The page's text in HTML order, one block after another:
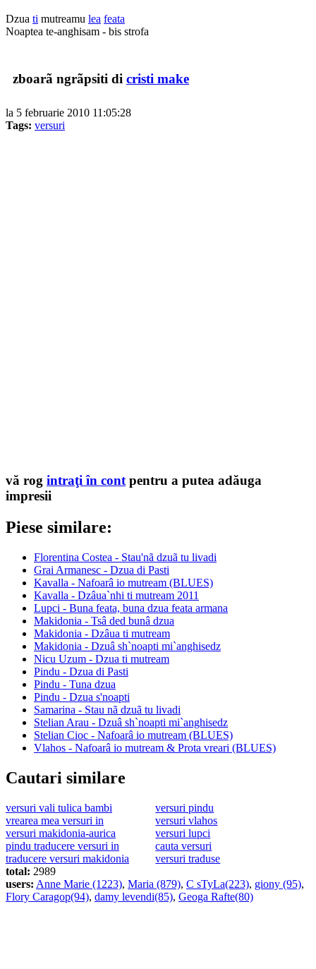
Dzua ti mutreamu lea feata
Noaptea te-anghisam - bis strofa
zboarã ngrãpsiti di cristi make
la 5 februarie 2010 11:05:28
Tags: versuri
vă rog intraţi în cont pentru a putea adăuga
impresii
Piese similare:
Florentina Costea - Stau'nã dzuã tu livadi
Grai Armanesc - Dzua di Pasti
Kavalla - Nafoarâ io mutream (BLUES)
Kavalla - Dzâua`nhi ti mutream 2011
Lupci - Buna feata, buna dzua feata armana
Makidonia - Tsâ ded bunâ dzua
Makidonia - Dzâua ti mutream
Makidonia - Dzuâ sh`noapti mi`anghisedz
Nicu Uzum - Dzua ti mutream
Pindu - Dzua di Pasti
Pindu - Tuna dzua
Pindu - Dzua s'noapti
Samarina - Stau nã dzuã tu livadi
Stelian Arau - Dzuâ sh`noapti mi`anghisedz
Stelian Cioc - Nafoarâ io mutream (BLUES)
Vlahos - Nafoarâ io mutream & Prota vreari (BLUES)
Cautari similare
versuri vali tulica bambi
versuri pindu
vrearea mea versuri in
versuri vlahos
versuri makidonia-aurica
versuri lupci
pindu traducere versuri in
cauta versuri
traducere versuri makidonia
versuri traduse
total: 2989
users: Anne Marie (1223), Maria (879), C sTyLa(223), giony (95),
Flory Caragop(94), damy levendi(85), Geoga Rafte(80)